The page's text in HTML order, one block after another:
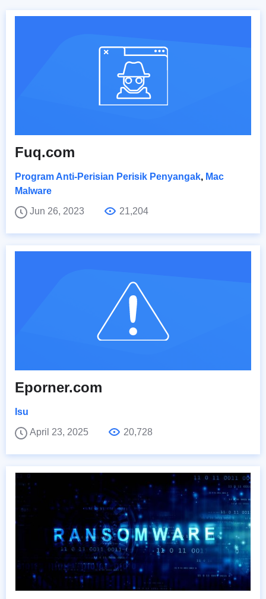
Fuq.com
Program Anti-Perisian Perisik Penyangak, Mac
Malware
Jun 26, 2023
21,204
Eporner.com
Isu
April 23, 2025
20,728